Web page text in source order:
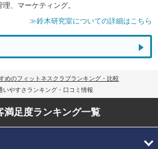
、マーケティング。
≫鈴木研究室についての詳細はこちら
めのフィットネスクラブランキング・比較
いやすさランキング・口コミ情報
満足度ランキング一覧